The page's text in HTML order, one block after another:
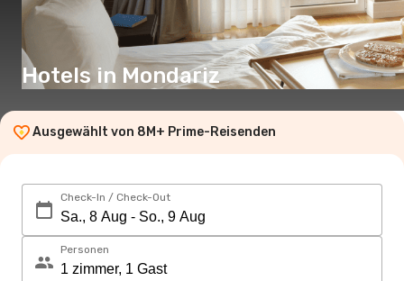
Hotels in Mondariz
Ausgewählt von 8M+ Prime-Reisenden
Check-In / Check-Out
Personen